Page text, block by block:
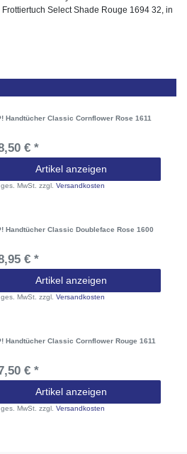
Frottiertuch Select Shade Rouge 1694 32, in
Handtücher Classic Cornflower Rose 1611
€ *
Artikel anzeigen
MwSt. zzgl.Versandkosten
Handtücher Classic Doubleface Rose 1600
€ *
Artikel anzeigen
MwSt. zzgl.Versandkosten
Handtücher Classic Cornflower Rouge 1611
€ *
Artikel anzeigen
MwSt. zzgl.Versandkosten